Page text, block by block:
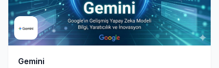
Gemini